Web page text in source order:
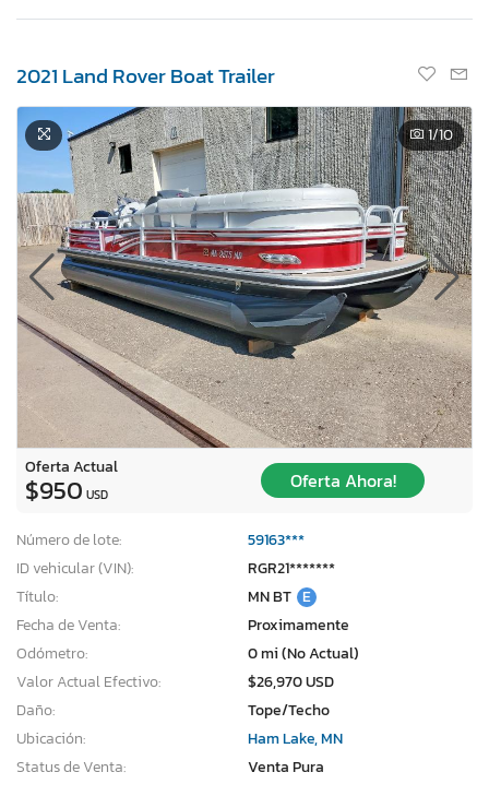
2021 Land Rover Boat Trailer
1/10
Oferta Actual
$950 USD
Oferta Ahora!
Número de lote:
59163***
ID vehicular (VIN):
RGR21*******
Título:
MN BT E
Fecha de Venta:
Proximamente
Odómetro:
0 mi (No Actual)
Valor Actual Efectivo:
$26,970 USD
Daño:
Tope/Techo
Ubicación:
Ham Lake, MN
Status de Venta:
Venta Pura